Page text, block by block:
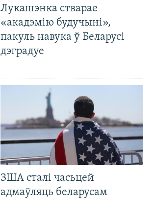
Лукашэнка стварае
«акадэмію будучыні»,
пакуль навука ў Беларусі
дэградуе
ЗША сталі часьцей
адмаўляць беларусам